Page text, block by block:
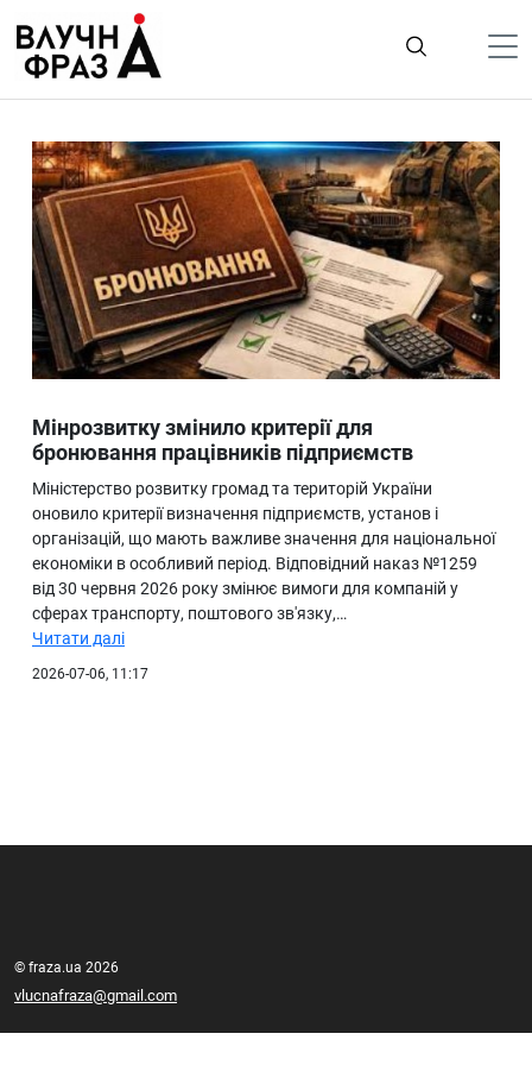
содержимому
Гроші
Життя
Лайфстайл
ТехноНаука
Людина
Ukraine
Про нас
Мінрозвитку змінило критерії для
бронювання працівників підприємств
Міністерство розвитку громад та територій України
оновило критерії визначення підприємств, установ і
організацій, що мають важливе значення для національної
економіки в особливий період. Відповідний наказ №1259
від 30 червня 2026 року змінює вимоги для компаній у
сферах транспорту, поштового зв'язку,…
Читати далі
2026-07-06, 11:17
© fraza.ua 2026
vlucnafraza@gmail.com